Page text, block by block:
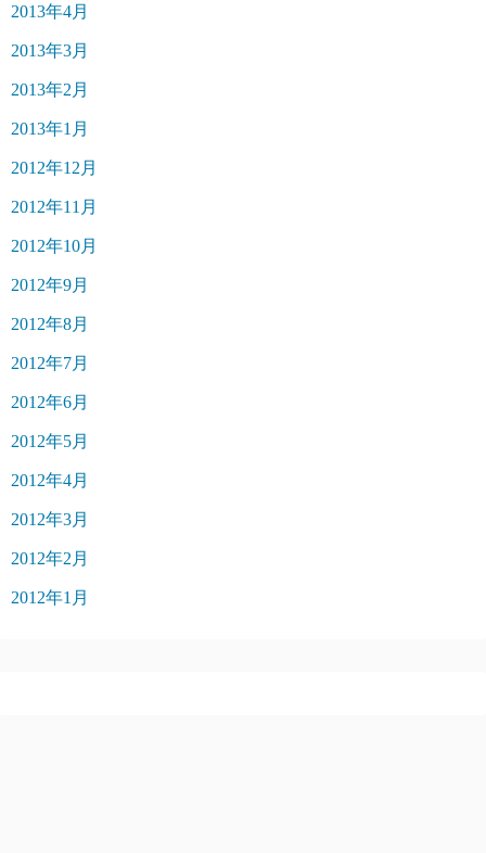
2013年4月
2013年3月
2013年2月
2013年1月
2012年12月
2012年11月
2012年10月
2012年9月
2012年8月
2012年7月
2012年6月
2012年5月
2012年4月
2012年3月
2012年2月
2012年1月